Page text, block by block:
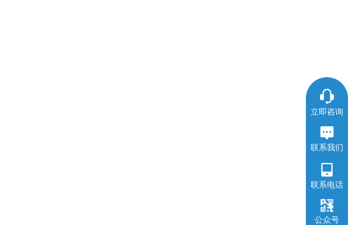
立即咨询
联系我们
联系电话
公众号